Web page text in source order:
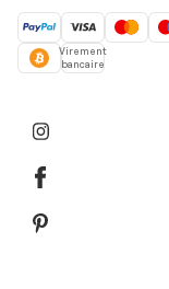
Virement
bancaire